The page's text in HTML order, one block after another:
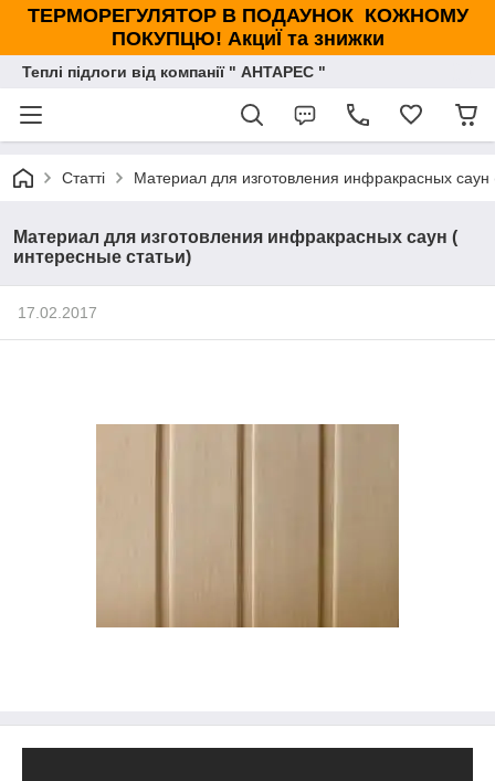
ТЕРМОРЕГУЛЯТОР В ПОДАУНОК КОЖНОМУ
ПОКУПЦЮ! АкциЇ та знижки
Теплі підлоги від компанії " АНТАРЕС "
Статті Материал для изготовления инфракрасных саун
Материал для изготовления инфракрасных саун (
интересные статьи)
17.02.2017